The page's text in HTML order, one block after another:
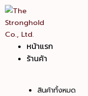
Skip
content
หน้าแรก
ร้านค้า
สินค้าทั้งหมด